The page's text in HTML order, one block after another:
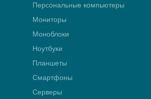
Персональные компьютеры
Мониторы
Моноблоки
Ноутбуки
Планшеты
Смартфоны
Серверы